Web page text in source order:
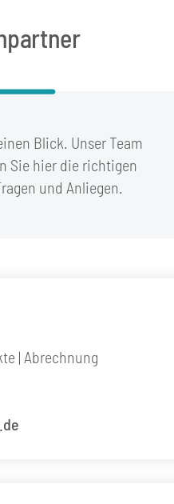
Blick. Unser Team
Sie hier die richtigen
und Anliegen.
| Abrechnung